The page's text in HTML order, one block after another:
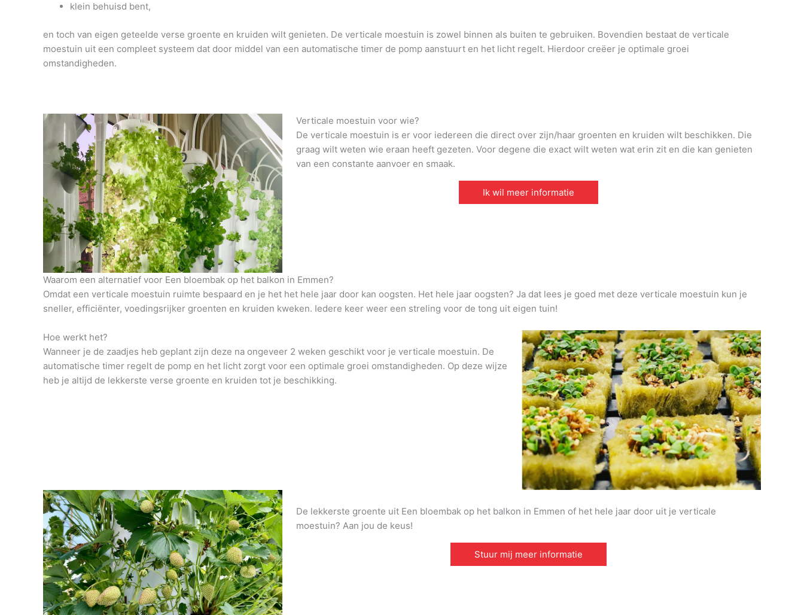
klein behuisd bent,
en toch van eigen geteelde verse groente en kruiden wilt genieten. De verticale moestuin is zowel binnen als buiten te gebruiken. Bovendien bestaat de verticale
moestuin uit een compleet systeem dat door middel van een automatische timer de pomp aanstuurt en het licht regelt. Hierdoor creëer je optimale groei
omstandigheden.
Verticale moestuin voor wie?
De verticale moestuin is er voor iedereen die direct over zijn/haar groenten en kruiden wilt beschikken. Die
graag wilt weten wie eraan heeft gezeten. Voor degene die exact wilt weten wat erin zit en die kan genieten
van een constante aanvoer en smaak.
Ik wil meer informatie
Waarom een alternatief voor Een bloembak op het balkon in Emmen?
Omdat een verticale moestuin ruimte bespaard en je het het hele jaar door kan oogsten. Het hele jaar oogsten? Ja dat lees je goed met deze verticale moestuin kun je
sneller, efficiënter, voedingsrijker groenten en kruiden kweken. Iedere keer weer een streling voor de tong uit eigen tuin!
Hoe werkt het?
Wanneer je de zaadjes heb geplant zijn deze na ongeveer 2 weken geschikt voor je verticale moestuin. De
automatische timer regelt de pomp en het licht zorgt voor een optimale groei omstandigheden. Op deze wijze
heb je altijd de lekkerste verse groente en kruiden tot je beschikking.
De lekkerste groente uit Een bloembak op het balkon in Emmen of het hele jaar door uit je verticale
moestuin? Aan jou de keus!
Stuur mij meer informatie